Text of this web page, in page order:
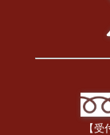
その言葉どお
分がギュッと詰
【